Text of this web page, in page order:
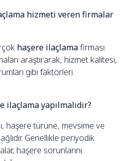
hizmeti veren firmalar
haşere ilaçlamafirması
araştırarak, hizmet kalitesi,
gibi faktörleri
ilaçlama yapılmalıdır?
haşere türüne, mevsime ve
Genellikle periyodik
haşere sorunlarını